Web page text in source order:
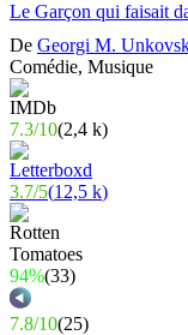
Le Garçon qui faisait
De Georgi M.
Comédie, Musique
7.3/10(2,4 k)
3.7/5(12,5 k)
94%(33)
7.8/10(25)